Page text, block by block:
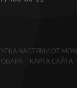
ЧАСТЯМИ ОТ
КАРТА САЙТА